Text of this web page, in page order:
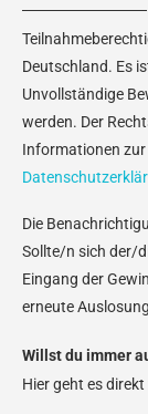
Deutschland. Es
Unvollständige
werden. Der
Informationen
Die
Sollte/n sich der/
Eingang der
erneute
Willst du immer
Hier geht es